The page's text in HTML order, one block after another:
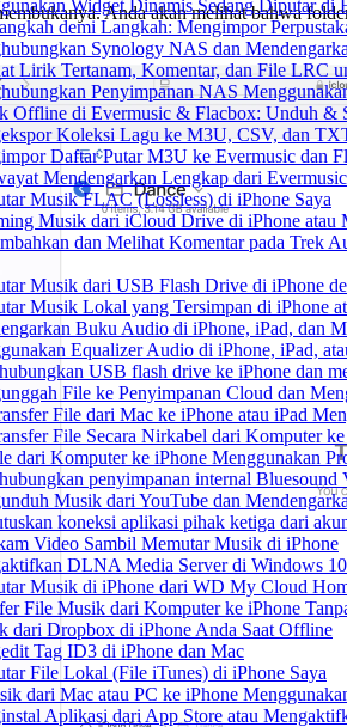
Widget Dinamis Sedang Diputar
demi Langkah: Mengimpor
Synology NAS dan
Lirik Tertanam, Komentar, dan File LRC
Penyimpanan NAS
Offline di Evermusic & Flacbox: Unduh &
Koleksi Lagu ke M3U, CSV, dan
Daftar Putar M3U ke Evermusic dan
Mendengarkan Lengkap dari
Musik FLAC (Lossless) di iPhone Saya
Musik dari iCloud Drive di iPhone atau
dan Melihat Komentar pada Trek
Musik dari USB Flash Drive di iPhone
Musik Lokal yang Tersimpan di iPhone
Buku Audio di iPhone, iPad, dan
Equalizer Audio di iPhone, iPad,
USB flash drive ke iPhone dan
File ke Penyimpanan Cloud dan
File dari Mac ke iPhone atau iPad
File Secara Nirkabel dari Komputer
dari Komputer ke iPhone Menggunakan
penyimpanan internal
Musik dari YouTube dan
koneksi aplikasi pihak ketiga dari
Video Sambil Memutar Musik di iPhone
DLNA Media Server di Windows
Musik di iPhone dari WD My Cloud
File Musik dari Komputer ke iPhone
dari Dropbox di iPhone Anda Saat Offline
Tag ID3 di iPhone dan Mac
File Lokal (File iTunes) di iPhone Saya
dari Mac atau PC ke iPhone
Aplikasi dari App Store atau
Anda akan melihat bahwa